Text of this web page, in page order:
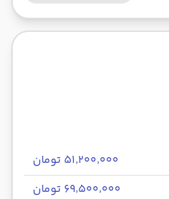
۵۱٬۲۰۰٬۰۰۰ تومان
۶۹٬۵۰۰٬۰۰۰ تومان